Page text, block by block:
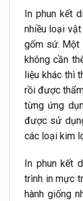
In phun kết
nhiều loại
gốm sứ. Một
không cần
liệu khác thì
rồi được
từng ứng
được sử
các loại kim
In phun kết
trình in mực
hành giống